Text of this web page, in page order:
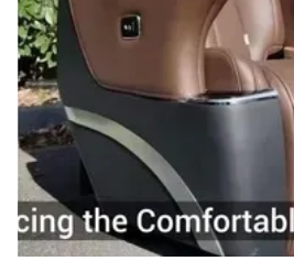
واقيات الصدمات للسيارات
أغلفة السيارات